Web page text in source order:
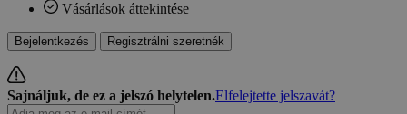
Vásárlások áttekintése
Bejelentkezés Regisztrálni szeretnék
Sajnáljuk, de ez a jelszó helytelen.Elfelejtette jelszavát?